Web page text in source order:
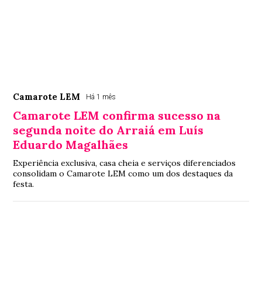
Camarote LEM Há 1 mês
Camarote LEM confirma sucesso na
segunda noite do Arraiá em Luís
Eduardo Magalhães
Experiência exclusiva, casa cheia e serviços diferenciados
consolidam o Camarote LEM como um dos destaques da
festa.